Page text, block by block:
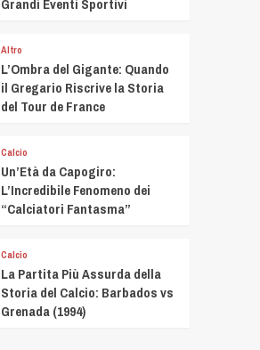
Grandi Eventi Sportivi
Altro
L’Ombra del Gigante: Quando
il Gregario Riscrive la Storia
del Tour de France
Calcio
Un’Età da Capogiro:
L’Incredibile Fenomeno dei
“Calciatori Fantasma”
Calcio
La Partita Più Assurda della
Storia del Calcio: Barbados vs
Grenada (1994)